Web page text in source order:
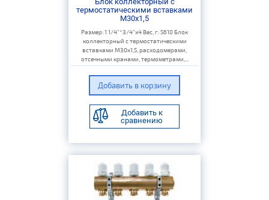
термостатическими вставками
M30x1,5
Размер: 1 1/4"*3/4"х4 Вес, г: 5610 Блок
коллекторный с термостатическими
вставками M30x1,5, расходомерами,
отсечными кранами, термометрами,...
Добавить к
сравнению